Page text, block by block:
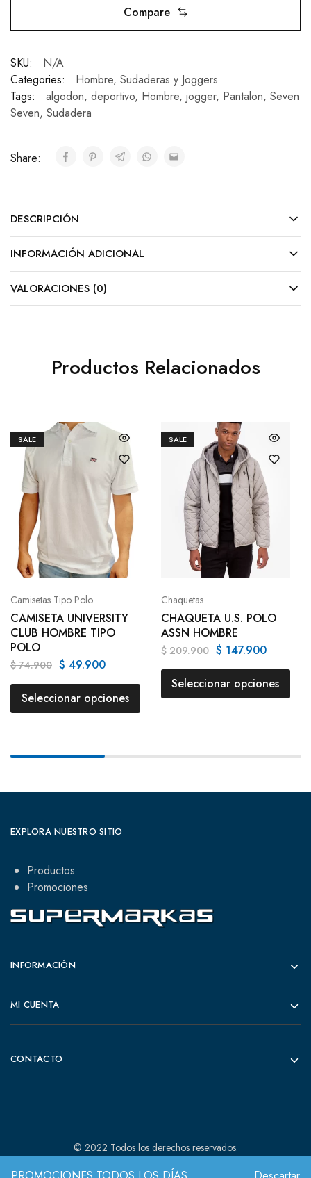
Compare
SKU:
N/A
Categories:
Hombre, Sudaderas y Joggers
Tags:
algodon, deportivo, Hombre, jogger, Pantalon, Seven
Seven, Sudadera
Share:
DESCRIPCIÓN
INFORMACIÓN ADICIONAL
VALORACIONES (0)
Productos Relacionados
SALE
Camisetas Tipo Polo
CAMISETA UNIVERSITY
CLUB HOMBRE TIPO
POLO
$74.900 $ 49.900
Seleccionar opciones
SALE
Chaquetas
CHAQUETA U.S. POLO
ASSN HOMBRE
$209.900 $ 147.900
Seleccionar opciones
EXPLORA NUESTRO SITIO
Productos
Promociones
INFORMACIÓN
MI CUENTA
CONTACTO
© 2022 Todos los derechos reservados.